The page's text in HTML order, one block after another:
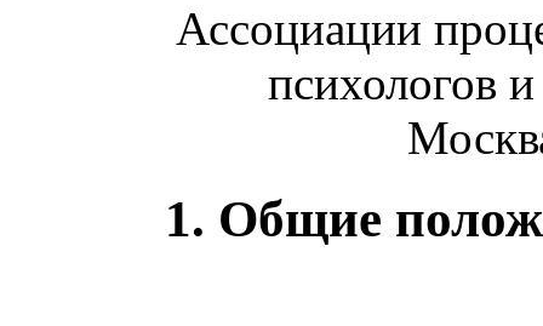
Ассоциации
психологов
1. Общие